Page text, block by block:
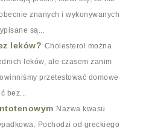
znanych i wykonywanych
są...
leków? Cholesterol można
leków, ale czasem zanim
przetestować domowe
bez...
Nazwa kwasu
Pochodzi od greckiego